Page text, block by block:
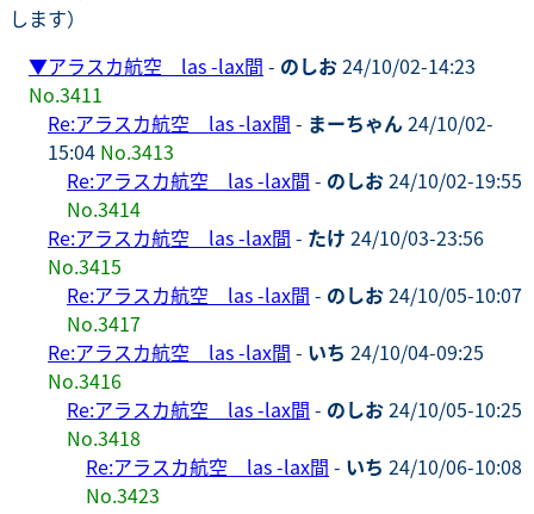
します）
▼アラスカ航空 las -lax間 - のしお24/10/02-14:23
No.3411
Re:アラスカ航空 las -lax間 - まーちゃん24/10/02-
15:04 No.3413
Re:アラスカ航空 las -lax間 - のしお24/10/02-19:55
No.3414
Re:アラスカ航空 las -lax間 - たけ 24/10/03-23:56
No.3415
Re:アラスカ航空 las -lax間 - のしお24/10/05-10:07
No.3417
Re:アラスカ航空 las -lax間 - いち 24/10/04-09:25
No.3416
Re:アラスカ航空 las -lax間 - のしお24/10/05-10:25
No.3418
Re:アラスカ航空 las -lax間 - いち 24/10/06-10:08
No.3423